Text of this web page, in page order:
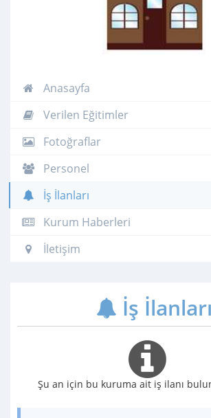
Anasayfa
Verilen Eğitimler
Fotoğraflar
Personel
İş İlanları
Kurum Haberleri
İletişim
İş İlanları
Şu an için bu kuruma ait iş ilanı